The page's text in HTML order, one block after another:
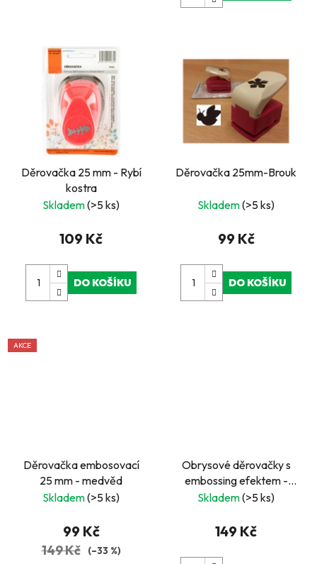
Děrovačka 25 mm - Rybí
kostra
Skladem(>5 ks)
109 Kč
DO KOŠÍKU
Děrovačka 25mm-Brouk
Skladem(>5 ks)
99 Kč
DO KOŠÍKU
AKCE
Děrovačka embosovací
25 mm - medvěd
Skladem(>5 ks)
99 Kč
149 Kč (–33 %)
Obrysové děrovačky s
embossing efektem -
Krab
Skladem(>5 ks)
149 Kč